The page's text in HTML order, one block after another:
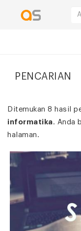
PENCARIAN
Ditemukan 8 hasil
informatika. Anda
halaman.